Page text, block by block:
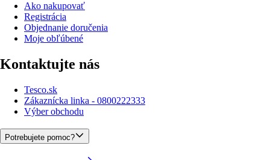
Ako nakupovať
Registrácia
Objednanie doručenia
Moje obľúbené
Kontaktujte nás
Tesco.sk
Zákaznícka linka - 0800222333
Výber obchodu
Potrebujete pomoc?